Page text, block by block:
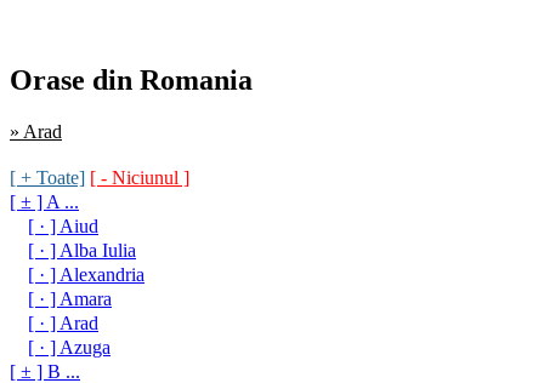
Orase din Romania
» Arad
[ + Toate] [ - Niciunul ]
[ ± ] A ...
[ · ] Aiud
[ · ] Alba Iulia
[ · ] Alexandria
[ · ] Amara
[ · ] Arad
[ · ] Azuga
[ ± ] B ...